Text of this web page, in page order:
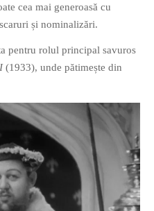
cea mai generoasă cu
și nominalizări.
pentru rolul principal savuros
(1933), unde pătimește din